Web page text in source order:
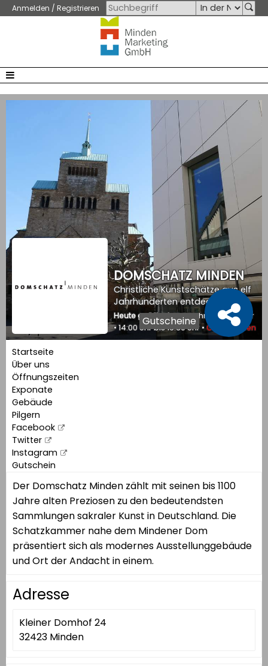
Anmelden / Registrieren
DOMSCHATZ MINDEN
Christliche Kunstschätze aus elf
Jahrhunderten entdecken
Heute geöffnet:10:00 Uhr bis 12:30 Uhr
• 14:00 Uhr bis 16:30 Uhr •Geschlossen
Gutscheine
Startseite
Über uns
Öffnungszeiten
Exponate
Gebäude
Pilgern
Facebook
Twitter
Instagram
Gutschein
Der Domschatz Minden zählt mit seinen bis 1100
Jahre alten Preziosen zu den bedeutendsten
Sammlungen sakraler Kunst in Deutschland. Die
Schatzkammer nahe dem Mindener Dom
präsentiert sich als modernes Ausstellunggebäude
und Ort der Andacht in einem.
Adresse
Kleiner Domhof 24
32423 Minden